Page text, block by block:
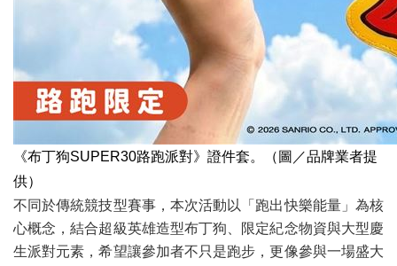
《布丁狗SUPER30路跑派對》證件套。（圖／品牌業者提
供）
不同於傳統競技型賽事，本次活動以「跑出快樂能量」為核
心概念，結合超級英雄造型布丁狗、限定紀念物資與大型慶
生派對元素，希望讓參加者不只是跑步，更像參與一場盛大